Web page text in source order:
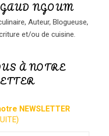
NGOUM
Auteur, Blogueuse,
et/ou de cuisine.
À NOTRE
NEWSLETTER